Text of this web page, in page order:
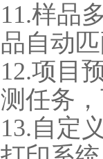
11.样品
品自动
12.项目
测任务
13.自定